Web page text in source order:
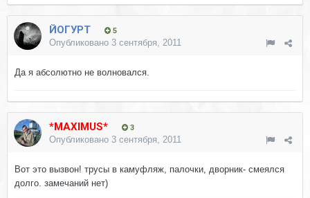
ЙОГУРТ 5
Опубликовано 3 сентября, 2011
Да я абсолютно не волновался.
*MAXIMUS* 3
Опубликовано 3 сентября, 2011
Вот это вызвон! трусы в камуфляж, палочки, дворник- смеялся
долго. замечаний нет)